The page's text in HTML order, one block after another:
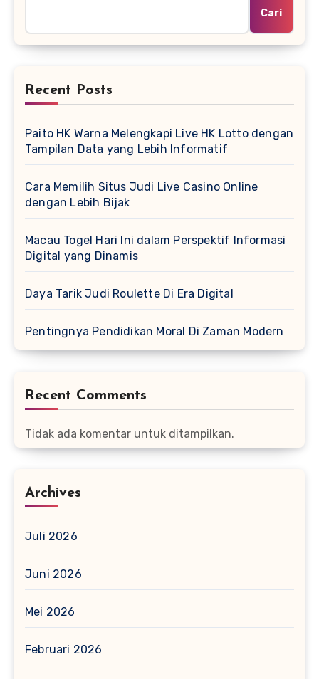
Cari
Recent Posts
Paito HK Warna Melengkapi Live HK Lotto dengan
Tampilan Data yang Lebih Informatif
Cara Memilih Situs Judi Live Casino Online
dengan Lebih Bijak
Macau Togel Hari Ini dalam Perspektif Informasi
Digital yang Dinamis
Daya Tarik Judi Roulette Di Era Digital
Pentingnya Pendidikan Moral Di Zaman Modern
Recent Comments
Tidak ada komentar untuk ditampilkan.
Archives
Juli 2026
Juni 2026
Mei 2026
Februari 2026